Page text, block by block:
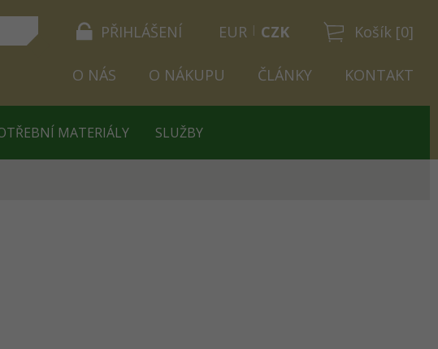
PŘIHLÁŠENÍ Košík [0]
EUR CZK
O NÁS O NÁKUPU ČLÁNKY KONTAKT
MATERIÁLY SLUŽBY